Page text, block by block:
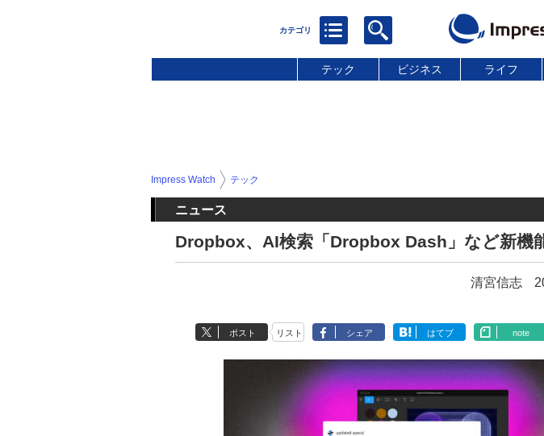
テック ビジネス ライフ
Impress Watch テック
ニュース
Dropbox、AI検索「Dropbox Dash」など新機
清宮信志
ポスト リスト シェア はてブ note